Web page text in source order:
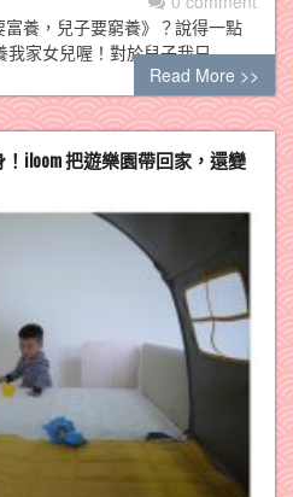
養，兒子要窮養》？說得一點
我家女兒喔！對於兒子我只…
Read More >>
iloom 把遊樂園帶回家，還變